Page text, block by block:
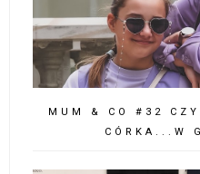
MUM & CO #32
CÓRKA...W